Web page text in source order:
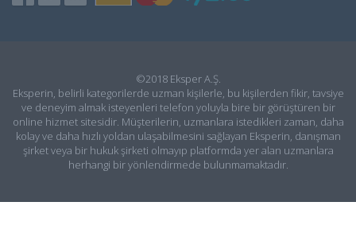
©2018 Eksper A.Ş.
Eksperin, belirli kategorilerde uzman kişilerle, bu kişilerden fikir, tavsiye
ve deneyim almak isteyenleri telefon yoluyla bire bir görüştüren bir
online hizmet sitesidir. Müşterilerin, uzmanlara istedikleri zaman, daha
kolay ve daha hızlı yoldan ulaşabilmesini sağlayan Eksperin, danışman
şirket veya bir hukuk şirketi olmayıp platformda yer alan uzmanlara
herhangi bir yönlendirmede bulunmamaktadır.